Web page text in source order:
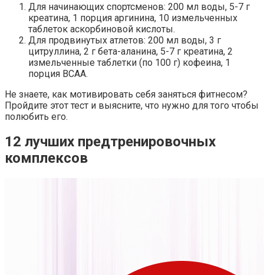
Для начинающих спортсменов: 200 мл воды, 5-7 г
креатина, 1 порция аргинина, 10 измельченных
таблеток аскорбиновой кислоты.
Для продвинутых атлетов: 200 мл воды, 3 г
цитруллина, 2 г бета-аланина, 5-7 г креатина, 2
измельченные таблетки (по 100 г) кофеина, 1
порция ВСАА.
Не знаете, как мотивировать себя заняться фитнесом?
Пройдите этот тест и выясните, что нужно для того чтобы
полюбить его.
12 лучших предтренировочных
комплексов